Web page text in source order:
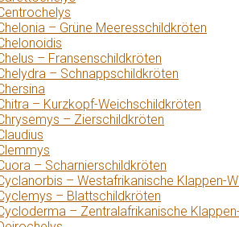
– Grüne Meeresschildkröten
– Fransenschildkröten
– Schnappschildkröten
– Kurzkopf-Weichschildkröten
– Zierschildkröten
– Scharnierschildkröten
– Westafrikanische Klappen-
– Blattschildkröten
– Zentralafrikanische